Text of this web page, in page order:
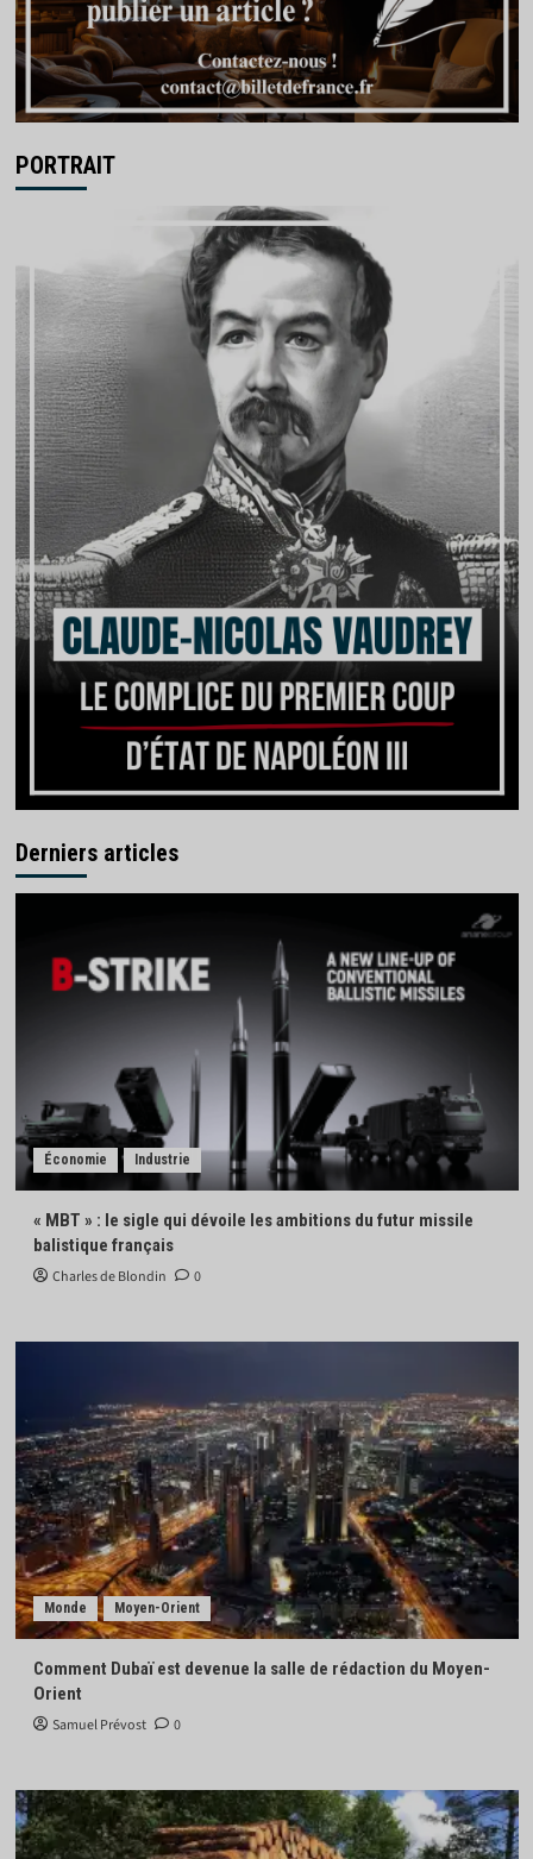
PORTRAIT
Derniers articles
Économie Industrie
« MBT » : le sigle qui dévoile les ambitions du futur missile
balistique français
Charles de Blondin 0
Monde Moyen-Orient
Comment Dubaï est devenue la salle de rédaction du Moyen-
Orient
Samuel Prévost 0